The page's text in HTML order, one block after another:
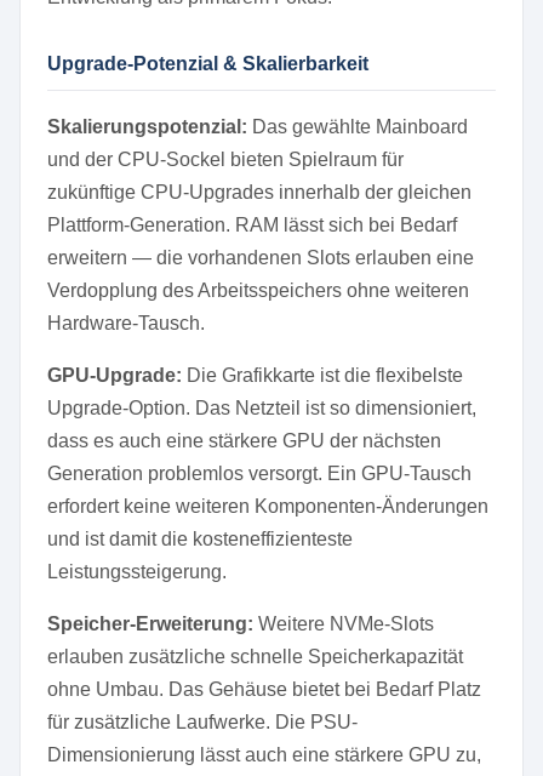
Upgrade-Potenzial & Skalierbarkeit
Skalierungspotenzial: Das gewählte Mainboard
und der CPU-Sockel bieten Spielraum für
zukünftige CPU-Upgrades innerhalb der gleichen
Plattform-Generation. RAM lässt sich bei Bedarf
erweitern — die vorhandenen Slots erlauben eine
Verdopplung des Arbeitsspeichers ohne weiteren
Hardware-Tausch.
GPU-Upgrade: Die Grafikkarte ist die flexibelste
Upgrade-Option. Das Netzteil ist so dimensioniert,
dass es auch eine stärkere GPU der nächsten
Generation problemlos versorgt. Ein GPU-Tausch
erfordert keine weiteren Komponenten-Änderungen
und ist damit die kosteneffizienteste
Leistungssteigerung.
Speicher-Erweiterung: Weitere NVMe-Slots
erlauben zusätzliche schnelle Speicherkapazität
ohne Umbau. Das Gehäuse bietet bei Bedarf Platz
für zusätzliche Laufwerke. Die PSU-
Dimensionierung lässt auch eine stärkere GPU zu,